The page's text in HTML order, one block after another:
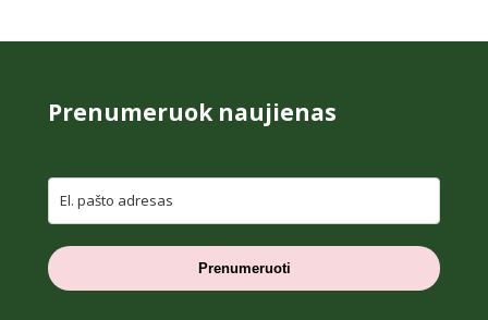
Prenumeruok naujienas
Prenumeruoti